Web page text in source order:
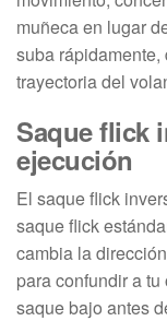
muñeca en lugar
suba
trayectoria del
Saque flick
ejecución
El saque flick
saque flick
cambia la
para confundir a
saque bajo antes